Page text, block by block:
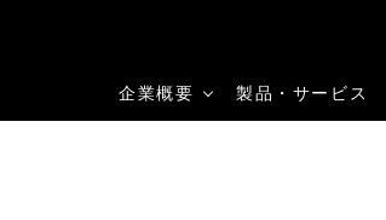
企業概要 製品・サービス